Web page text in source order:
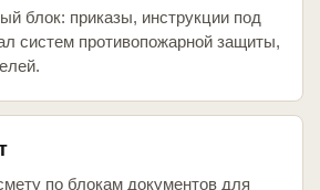
блок: приказы, инструкции под
систем противопожарной защиты,
по блокам документов для